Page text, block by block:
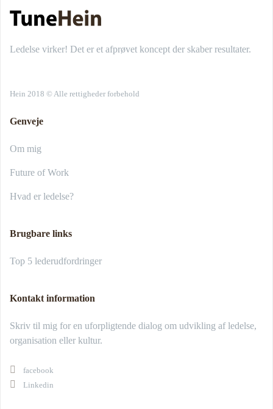
Ledelse virker! Det er et afprøvet koncept der skaber resultater.
Hein 2018 © Alle rettigheder forbehold
Genveje
Om mig
Future of Work
Hvad er ledelse?
Brugbare links
Top 5 lederudfordringer
Kontakt information
Skriv til mig for en uforpligtende dialog om udvikling af ledelse,
organisation eller kultur.
facebook
Linkedin